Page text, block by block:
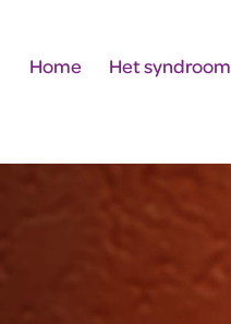
Home Het syndroom